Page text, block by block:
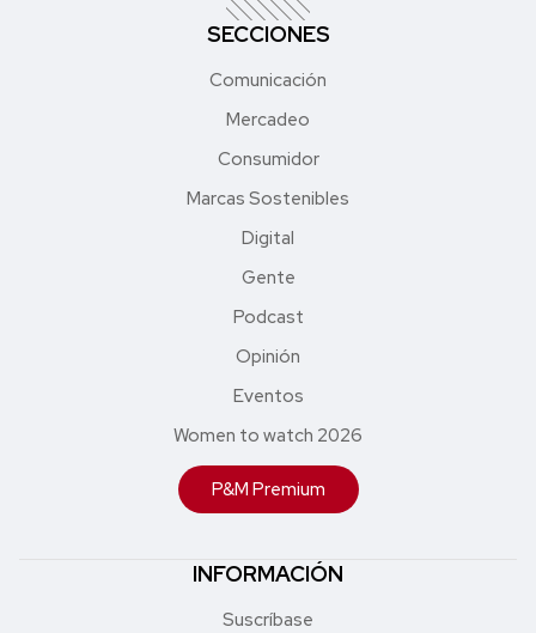
SECCIONES
Comunicación
Mercadeo
Consumidor
Marcas Sostenibles
Digital
Gente
Podcast
Opinión
Eventos
Women to watch 2026
P&M Premium
INFORMACIÓN
Suscríbase